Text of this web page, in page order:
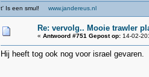
t' Is een smul! www.jandereus.nl
Re: vervolg.. Mooie trawler
« Antwoord #751 Gepost op:14-02-
Hij heeft tog ook nog voor israel gevaren.